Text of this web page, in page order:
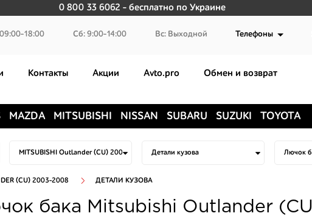
0 800 33 6062 - бесплатно по Украине
18:00 Сб: 9:00-14:00 Вс: Выходной Телефоны
Контакты Акции Avto.pro Обмен и возврат
MAZDA MITSUBISHI NISSAN SUBARU SUZUKI TOYOTA
(CU) 2003-2008 ДЕТАЛИ КУЗОВА
бака Mitsubishi Outlander